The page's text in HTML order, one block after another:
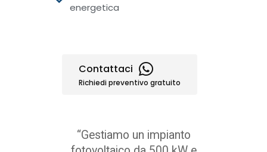
energetica
Contattaci
Richiedi preventivo gratuito
“Gestiamo un impianto